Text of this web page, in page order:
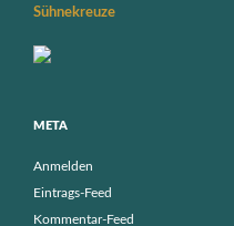
Sühnekreuze
META
Anmelden
Eintrags-Feed
Kommentar-Feed